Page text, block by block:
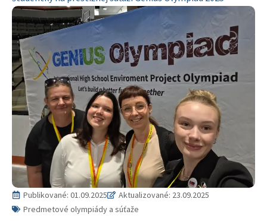
Publikované: 01.09.2025
Aktualizované: 23.09.2025
Predmetové olympiády a súťaže